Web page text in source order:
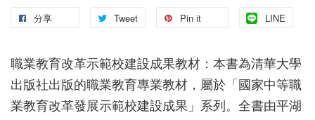
分享 Tweet Pin it LINE
職業教育改革示範校建設成果教材：本書為清華大學
出版社出版的職業教育專業教材，屬於「國家中等職
業教育改革發展示範校建設成果」系列。全書由平湖